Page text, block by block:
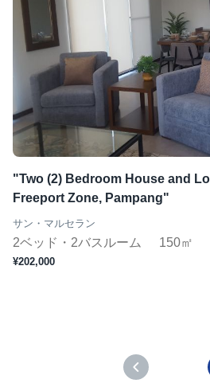
"Two (2) Bedroom House and
Freeport Zone, Pampang"
サン・マルセラン
2ベッド・2バスルーム 150㎡
¥202,000